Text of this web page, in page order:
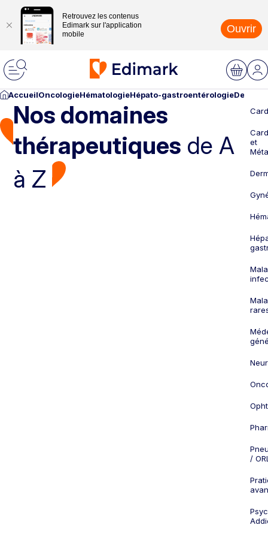
Retrouvez les contenus
Edimark sur l'application
mobile
Ouvrir
AccueilOncologieHématologieHépato-gastroentérologie
Nos domaines
thérapeutiques de A
à Z
et
/